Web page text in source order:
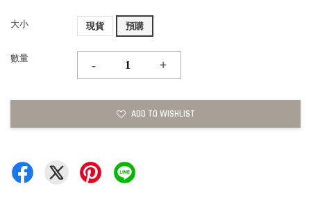
大小 現貨 預購
數量
- +
ADD TO WISHLIST